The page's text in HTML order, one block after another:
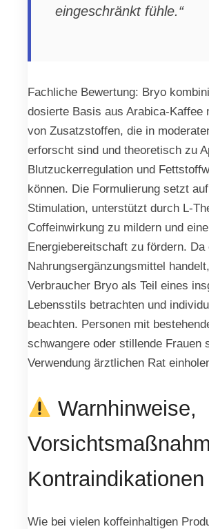
eingeschränkt fühle.“
Fachliche Bewertung: Bryo
dosierte Basis aus Arabica-Kaffee
von Zusatzstoffen, die in
erforscht sind und theoretisch zu
Blutzuckerregulation und
können. Die Formulierung setzt
Stimulation, unterstützt durch L-
Coffeinwirkung zu mildern und
Energiebereitschaft zu fördern.
Nahrungsergänzungsmittel
Verbraucher Bryo als Teil eines
Lebensstils betrachten und
beachten. Personen mit
schwangere oder stillende Frauen
Verwendung ärztlichen Rat
Warnhinweise,
Kontraindikationen
Wie bei vielen koffeinhaltigen